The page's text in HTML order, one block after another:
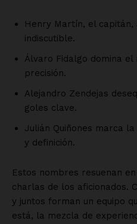
Henry Martín, el
indiscutible.
Álvaro Fidalgo domina el
precisión.
Alejandro Zendejas
goles clave.
Julián Quiñones marca
y definición.
Estos nombres resuenan
charlas de los aficionados.
y juntos forman un equipo
está, la mezcla de